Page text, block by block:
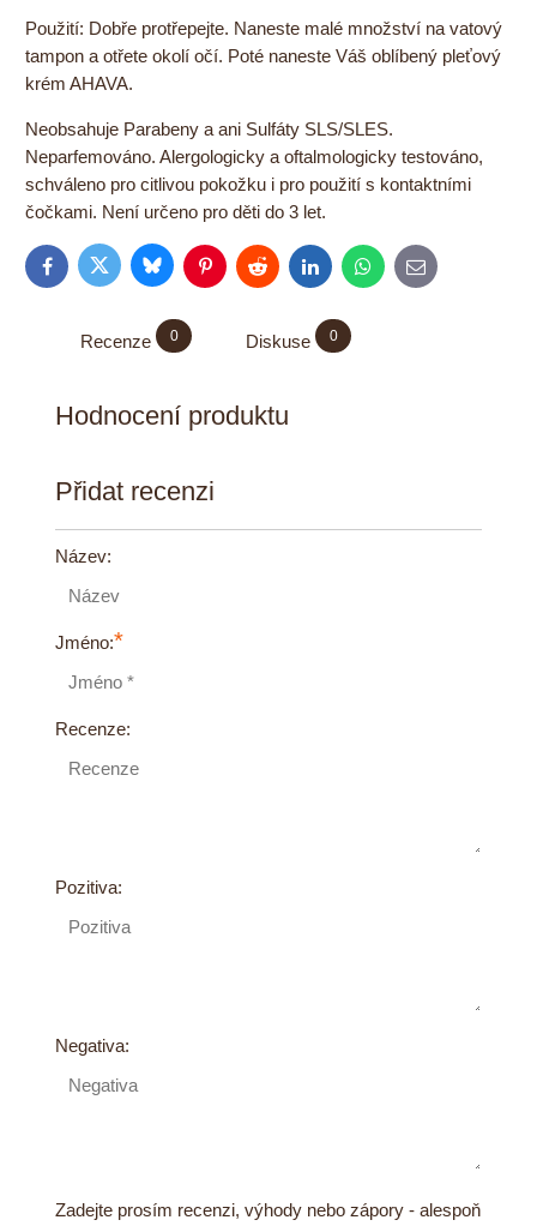
Použití: Dobře protřepejte. Naneste malé množství na vatový
tampon a otřete okolí očí. Poté naneste Váš oblíbený pleťový
krém AHAVA.
Neobsahuje Parabeny a ani Sulfáty SLS/SLES.
Neparfemováno. Alergologicky a oftalmologicky testováno,
schváleno pro citlivou pokožku i pro použití s kontaktními
čočkami. Není určeno pro děti do 3 let.
FacebookTwitter BlueskyPinterestReddit LinkedInWhatsApp
E-
mail
Recenze 0 Diskuse 0
Hodnocení produktu
Přidat recenzi
Název:
Jméno:*
Recenze:
Pozitiva:
Negativa:
Zadejte prosím recenzi, výhody nebo zápory - alespoň